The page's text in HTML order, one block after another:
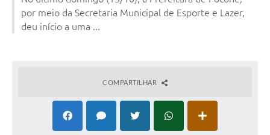
por meio da Secretaria Municipal de Esporte e Lazer,
deu início a uma ...
COMPARTILHAR